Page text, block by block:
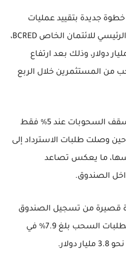
جديدة بتقييد عمليات
الاسترداد من صندوقها الرئيسي للائتمان الخاص BCRED،
تبلغ قيمته نحو 79 مليار دولار، وذلك بعد ارتفاع
المستثمرين خلال الربع
وقامت الشركة بتحديد سقف السحوبات عند 5% فقط
وصلت طلبات الاسترداد إلى
نفسها، ما يعكس تصاعد
الصندوق.
قصيرة من تسجيل الصندوق
مستوى قياسياً سابقاً لطلبات السحب بلغ 7.9% في